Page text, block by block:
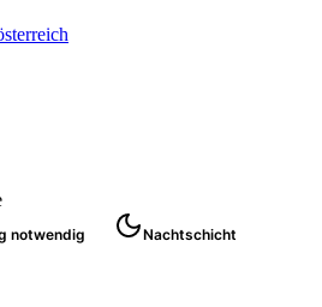
notwendig Nachtschicht